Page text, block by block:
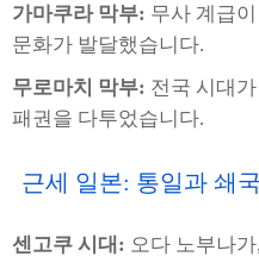
가마쿠라 막부: 무사 계급
문화가 발달했습니다.
무로마치 막부: 전국 시대
패권을 다투었습니다.
근세 일본: 통일과 쇄국
센고쿠 시대: 오다 노부나